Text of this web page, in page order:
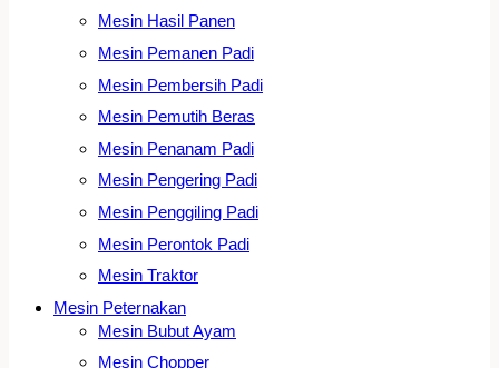
Mesin Hasil Panen
Mesin Pemanen Padi
Mesin Pembersih Padi
Mesin Pemutih Beras
Mesin Penanam Padi
Mesin Pengering Padi
Mesin Penggiling Padi
Mesin Perontok Padi
Mesin Traktor
Mesin Peternakan
Mesin Bubut Ayam
Mesin Chopper